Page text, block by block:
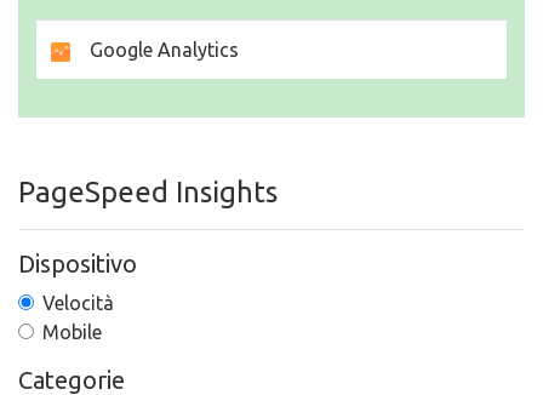
Google Analytics
PageSpeed Insights
Dispositivo
Velocità
Mobile
Categorie